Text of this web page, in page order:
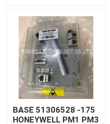
Regolatore di Honeywell
Modulo di Honeywell FSC
Honeywell cabla i prodotti
Pacchetto della batteria
BASE 51306528 -175
HONEYWELL PM1 PM3